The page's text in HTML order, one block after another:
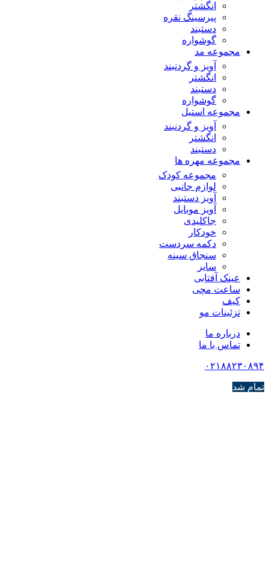
انگشتر
پیرسینگ نقره
دستبند
گوشواره
مجموعه مد
آویز و گردنبند
انگشتر
دستبند
گوشواره
مجموعه استیل
آویز و گردنبند
انگشتر
دستبند
مجموعه مهره ها
مجموعه کودک
لوازم جانبی
آویز دستبند
آویز موبایل
جاکلیدی
خودکار
دکمه سردست
سنجاق سینه
سایر
عینک آفتابی
ساعت مچی
کیف
تزئینات مو
درباره ما
تماس با ما
۰۲۱۸۸۲۳۰۸۹۴
تمام شد